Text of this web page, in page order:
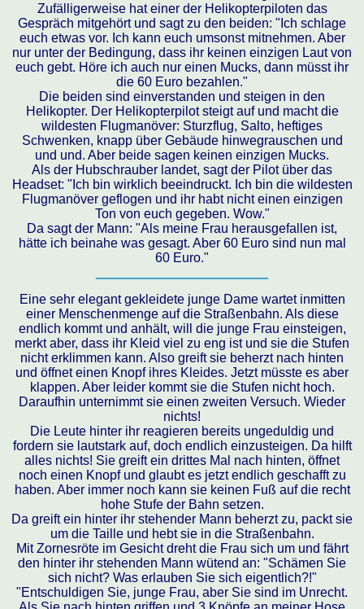
Zufälligerweise hat einer der Helikopterpiloten das
Gespräch mitgehört und sagt zu den beiden: "Ich schlage
euch etwas vor. Ich kann euch umsonst mitnehmen. Aber
nur unter der Bedingung, dass ihr keinen einzigen Laut von
euch gebt. Höre ich auch nur einen Mucks, dann müsst ihr
die 60 Euro bezahlen."
Die beiden sind einverstanden und steigen in den
Helikopter. Der Helikopterpilot steigt auf und macht die
wildesten Flugmanöver: Sturzflug, Salto, heftiges
Schwenken, knapp über Gebäude hinwegrauschen und
und und. Aber beide sagen keinen einzigen Mucks.
Als der Hubschrauber landet, sagt der Pilot über das
Headset: "Ich bin wirklich beeindruckt. Ich bin die wildesten
Flugmanöver geflogen und ihr habt nicht einen einzigen
Ton von euch gegeben. Wow."
Da sagt der Mann: "Als meine Frau herausgefallen ist,
hätte ich beinahe was gesagt. Aber 60 Euro sind nun mal
60 Euro."
Eine sehr elegant gekleidete junge Dame wartet inmitten
einer Menschenmenge auf die Straßenbahn. Als diese
endlich kommt und anhält, will die junge Frau einsteigen,
merkt aber, dass ihr Kleid viel zu eng ist und sie die Stufen
nicht erklimmen kann. Also greift sie beherzt nach hinten
und öffnet einen Knopf ihres Kleides. Jetzt müsste es aber
klappen. Aber leider kommt sie die Stufen nicht hoch.
Daraufhin unternimmt sie einen zweiten Versuch. Wieder
nichts!
Die Leute hinter ihr reagieren bereits ungeduldig und
fordern sie lautstark auf, doch endlich einzusteigen. Da hilft
alles nichts! Sie greift ein drittes Mal nach hinten, öffnet
noch einen Knopf und glaubt es jetzt endlich geschafft zu
haben. Aber immer noch kann sie keinen Fuß auf die recht
hohe Stufe der Bahn setzen.
Da greift ein hinter ihr stehender Mann beherzt zu, packt sie
um die Taille und hebt sie in die Straßenbahn.
Mit Zornesröte im Gesicht dreht die Frau sich um und fährt
den hinter ihr stehenden Mann wütend an: "Schämen Sie
sich nicht? Was erlauben Sie sich eigentlich?!"
"Entschuldigen Sie, junge Frau, aber Sie sind im Unrecht.